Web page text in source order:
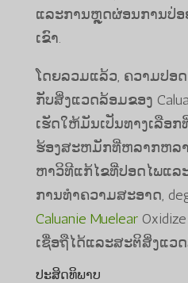
ແລະການຫຼຸດຜ່ອນການປ່ອ
ເຂົາ.
ໂດຍລວມແລ້ວ, ຄວາມປອ
ກັບສິ່ງແວດລ້ອມຂອງ
ເຮັດໃຫ້ມັນເປັນທາງເລືອ
ຮ້ອງສະຫມັກທີ່ຫລາກຫລ
ຫາວິທີແກ້ໄຂທີ່ປອດໄພແລ
ການທໍາຄວາມສະອາດ,
Caluanie Muelear
ເຊື່ອຖືໄດ້ແລະສະຕິສິ່ງແວ
ປະສິດທິພາບ